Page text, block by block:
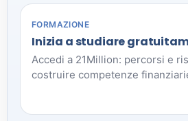
FORMAZIONE
Inizia a studiare
Accedi a 21Million: percorsi e
costruire competenze